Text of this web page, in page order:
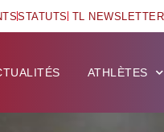
STATUTS TL NEWSLETTER
ATHLÈTES